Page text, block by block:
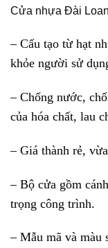
Cửa nhựa Đài
– Cấu tạo từ hạt
khỏe người sử
– Chống nước,
của hóa chất, lau
– Giá thành rẻ,
– Bộ cửa gồm
trọng công trình.
– Mẫu mã và màu